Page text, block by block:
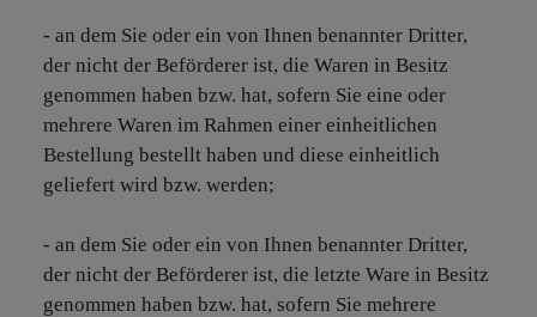
- an dem Sie oder ein von Ihnen benannter Dritter,
der nicht der Beförderer ist, die Waren in Besitz
genommen haben bzw. hat, sofern Sie eine oder
mehrere Waren im Rahmen einer einheitlichen
Bestellung bestellt haben und diese einheitlich
geliefert wird bzw. werden;
- an dem Sie oder ein von Ihnen benannter Dritter,
der nicht der Beförderer ist, die letzte Ware in Besitz
genommen haben bzw. hat, sofern Sie mehrere